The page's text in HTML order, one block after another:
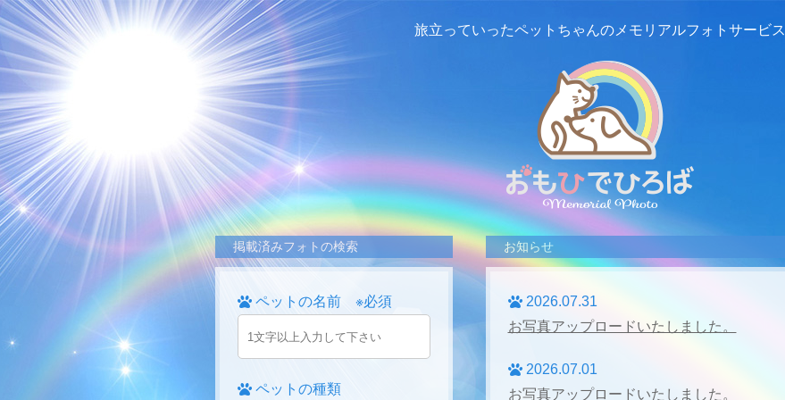
旅立っていったペットちゃんの メモリアルフォトサービス
掲載済みフォトの検索
ペットの名前 ※必須
ペットの種類
お知らせ
2026.07.31
お写真アップロードいたしました。
2026.07.01
お写真アップロードいたしました。